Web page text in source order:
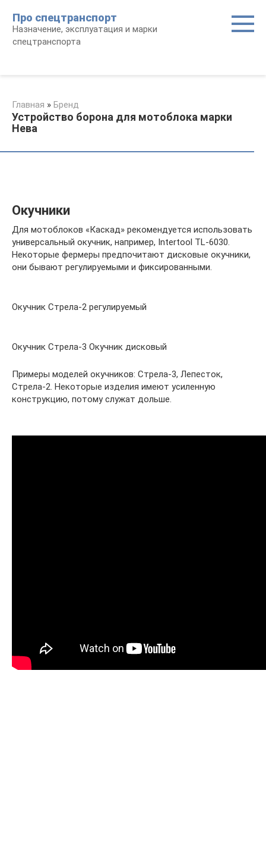
контенту
Про спецтранспорт
Назначение, эксплуатация и марки
спецтранспорта
Главная » Бренд
Устройство борона для мотоблока марки
Нева
Окучники
Для мотоблоков «Каскад» рекомендуется использовать
универсальный окучник, например, Intertool TL-6030.
Некоторые фермеры предпочитают дисковые окучники,
они бывают регулируемыми и фиксированными.
Окучник Стрела-2 регулируемый
Окучник Стрела-3 Окучник дисковый
Примеры моделей окучников: Стрела-3, Лепесток,
Стрела-2. Некоторые изделия имеют усиленную
конструкцию, потому служат дольше.